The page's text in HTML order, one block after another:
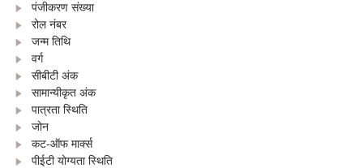
पंजीकरण संख्या
रोल नंबर
जन्म तिथि
वर्ग
सीबीटी अंक
सामान्यीकृत अंक
पात्रता स्थिति
जोन
कट-ऑफ मार्क्स
पीईटी योग्यता स्थिति